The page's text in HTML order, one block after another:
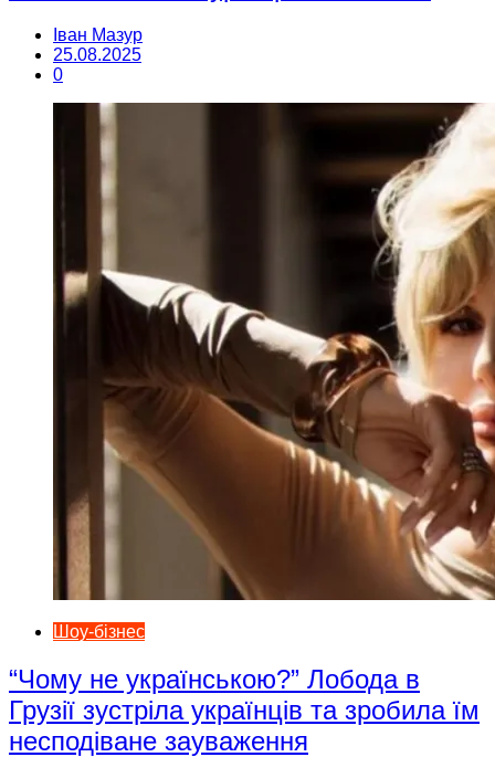
Іван Мазур
25.08.2025
0
Шоу-бізнес
“Чому не українською?” Лобода в
Грузії зустріла українців та зробила їм
несподіване зауваження